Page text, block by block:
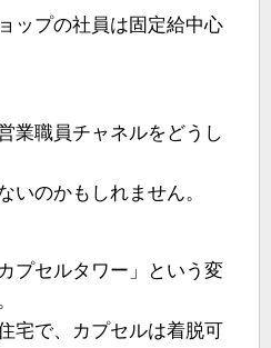
ップの社員は固定給中心
業職員チャネルをどうし
いのかもしれません。
プセルタワー」という変
宅で、カプセルは着脱可